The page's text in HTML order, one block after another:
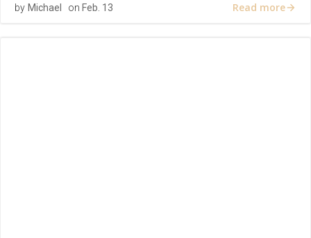
by Michael on Feb. 13 Read more